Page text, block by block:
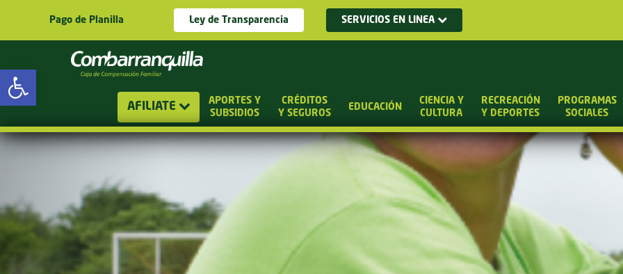
Abrir barra de herramientas
Pago de Planilla Ley de Transparencia SERVICIOS EN LINEA
AFILIATE
APORTES Y
SUBSIDIOS
CRÉDITOS
Y SEGUROS
EDUCACIÓN
CIENCIA Y
CULTURA
RECREACIÓN
Y DEPORTES
PROGRAMAS
SOCIALES